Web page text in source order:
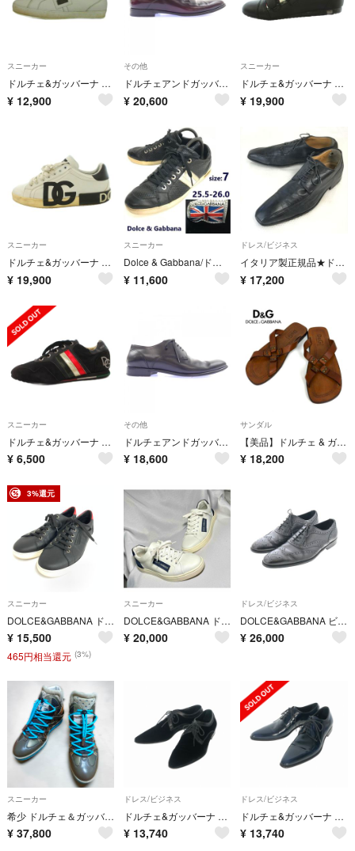
スニーカー
ドルチェ&ガッバーナ スニーカー レザー ローカット 7 白 CS1158
¥ 12,900
その他
ドルチェアンドガッバーナ DOLCE&GABBANA 5960 シューズ
¥ 20,600
スニーカー
ドルチェ&ガッバーナ ドルガバ ベルクロスニーカー ローカット ロゴ レザー
¥ 19,900
スニーカー
ドルチェ&ガッバーナ ドルガバ ポルトフィーノ スニーカー カーフスキン
¥ 19,900
スニーカー
Dolce & Gabbana/ドルチェアンドガッパーナ★レザースニーカー【7/25.5-26.0/black/黒】ドルガバ/leather/sneakers/Shoes/trainers◆sG-171
¥ 11,600
ドレス/ビジネス
イタリア製正規品★ドルチェ&ガッバーナ/DOLCE&GABBANA★本革/スワールモカ【7.5/26.0/黒/BLACK】靴/シューズ/ビジネス/dress shoes◆bJ-44
¥ 17,200
スニーカー
ドルチェ&ガッバーナ スニーカー シューズ ローカット 65 黒 ブラック
¥ 6,500
その他
ドルチェアンドガッバーナ DOLCE&GABBANA CA5263 シューズ
¥ 18,600
サンダル
【美品】ドルチェ & ガッバーナ レザー トングサンダル 42 イタリア製
¥ 18,200
3%還元
スニーカー
DOLCE&GABBANA ドルチェ&ガッバーナ ローカットスニーカー 表記サイズ:6 1/2 CS1362 ブラック メンズ / 241019001869
¥ 15,500
465円相当還元 (3%)
スニーカー
DOLCE&GABBANA ドルチェ&ガッバーナ ロゴレザー&スエードスニーカー 6/ 25.5cm ホワイト&ネイビー ドルガバ
¥ 20,000
ドレス/ビジネス
DOLCE&GABBANA ビジネス・ドレスシューズ 27cm 黒 【古着】【中古】【送料無料】
¥ 26,000
スニーカー
希少 ドルチェ＆ガッバーナ ハイトップ ミックス＆マッチ レザー スニーカー
¥ 37,800
ドレス/ビジネス
ドルチェ&ガッバーナ ドルガバ ベロア ドレスシューズ 靴 6.5 ブラック 黒
¥ 13,740
ドレス/ビジネス
ドルチェ&ガッバーナ ドルガバ パテントレザー エナメル ドレスシューズ 6.5
¥ 13,740